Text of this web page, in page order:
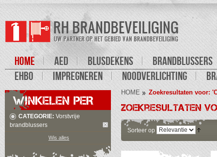
HOME AED BLUSDEKENS
BRANDBLUSSERS
EHBO
IMPREGNEREN NOODVERLICHTING
HOME Zoekresultaten voor:
Zoekresultaten
Sorteer op
WINKELEN PER
CATEGORIE: Vorstvrije
brandblussers
Wis alles